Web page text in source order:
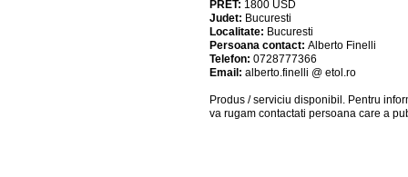
PRET: 1800 USD
Judet: Bucuresti
Localitate: Bucuresti
Persoana contact: Alberto Finelli
Telefon: 0728777366
Email: alberto.finelli @ etol.ro
Produs / serviciu disponibil . Pentru
va rugam contactati persoana care a